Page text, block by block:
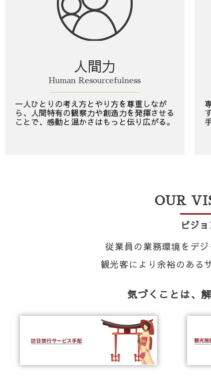
人間力
Human Resourcefulness
一人ひとりの考え方とやり方を尊重しなが
ら、人間特有の観察力や創造力を発揮させる
ことで、感動と温かさはもっと伝り広がる。
OUR
ビジョ
従業員の業務環境をデ
観光客により余裕のある
気づくことは